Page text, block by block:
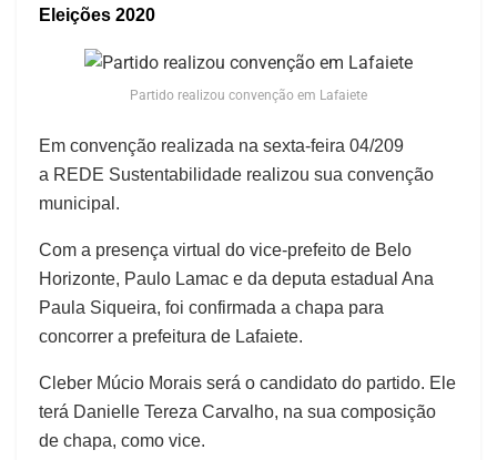
Eleições 2020
Partido realizou convenção em Lafaiete
Em convenção realizada na sexta-feira 04/209
a REDE Sustentabilidade realizou sua convenção
municipal.
Com a presença virtual do vice-prefeito de Belo
Horizonte, Paulo Lamac e da deputa estadual Ana
Paula Siqueira, foi confirmada a chapa para
concorrer a prefeitura de Lafaiete.
Cleber Múcio Morais será o candidato do partido. Ele
terá Danielle Tereza Carvalho, na sua composição
de chapa, como vice.